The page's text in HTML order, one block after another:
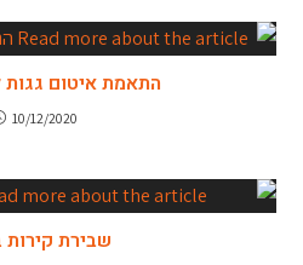
התאמת איטום גגות
10/12/2020
שבירת קירות